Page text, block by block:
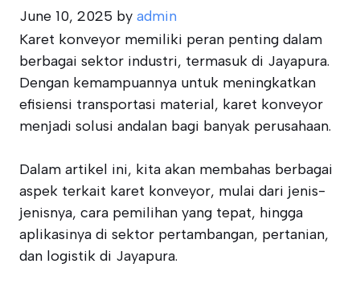
June 10, 2025 by admin
Karet konveyor memiliki peran penting dalam
berbagai sektor industri, termasuk di Jayapura.
Dengan kemampuannya untuk meningkatkan
efisiensi transportasi material, karet konveyor
menjadi solusi andalan bagi banyak perusahaan.
Dalam artikel ini, kita akan membahas berbagai
aspek terkait karet konveyor, mulai dari jenis-
jenisnya, cara pemilihan yang tepat, hingga
aplikasinya di sektor pertambangan, pertanian,
dan logistik di Jayapura.